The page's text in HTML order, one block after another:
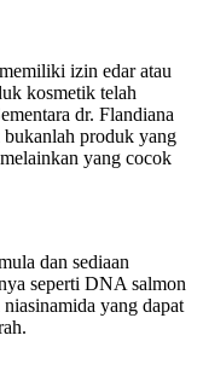
izin edar atau
kosmetik telah
dr. Flandiana
produk yang
yang cocok
dan sediaan
seperti DNA salmon
yang dapat